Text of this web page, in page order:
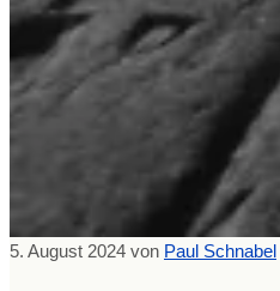
5. August 2024 von Paul Schnabel